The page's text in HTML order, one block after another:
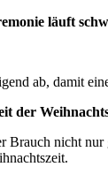
läuft
ab, damit
der
Brauch nicht